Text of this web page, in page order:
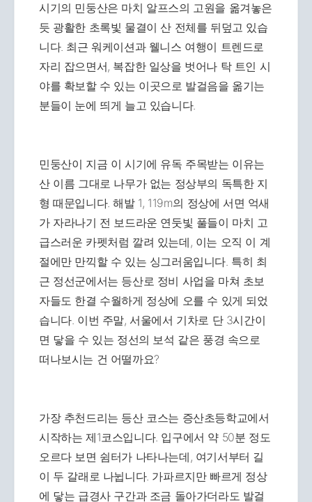
시기의 민둥산은 마치 알프스의 고원을 옮겨놓은
듯 광활한 초록빛 물결이 산 전체를 뒤덮고 있습
니다. 최근 워케이션과 웰니스 여행이 트렌드로
자리 잡으면서, 복잡한 일상을 벗어나 탁 트인 시
야를 확보할 수 있는 이곳으로 발걸음을 옮기는
분들이 눈에 띄게 늘고 있습니다.
민둥산이 지금 이 시기에 유독 주목받는 이유는
산 이름 그대로 나무가 없는 정상부의 독특한 지
형 때문입니다. 해발 1, 119m의 정상에 서면 억새
가 자라나기 전 보드라운 연둣빛 풀들이 마치 고
급스러운 카펫처럼 깔려 있는데, 이는 오직 이 계
절에만 만끽할 수 있는 싱그러움입니다. 특히 최
근 정선군에서는 등산로 정비 사업을 마쳐 초보
자들도 한결 수월하게 정상에 오를 수 있게 되었
습니다. 이번 주말, 서울에서 기차로 단 3시간이
면 닿을 수 있는 정선의 보석 같은 풍경 속으로
떠나보시는 건 어떨까요?
가장 추천드리는 등산 코스는 증산초등학교에서
시작하는 제1코스입니다. 입구에서 약 50분 정도
오르다 보면 쉼터가 나타나는데, 여기서부터 길
이 두 갈래로 나뉩니다. 가파르지만 빠르게 정상
에 닿는 급경사 구간과 조금 돌아가더라도 발걸